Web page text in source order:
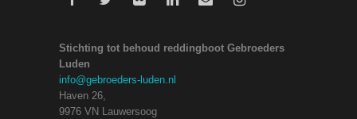
Stichting tot behoud reddingboot Gebroeders
Luden
info@gebroeders-luden.nl
Haven 26,
9976 VN Lauwersoog